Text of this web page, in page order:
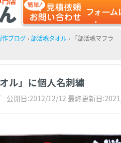
作ブログ › 部活魂タオル › 「部活魂マフラ
ル」に個人名刺繍
公開日:2012/12/12 最終更新日